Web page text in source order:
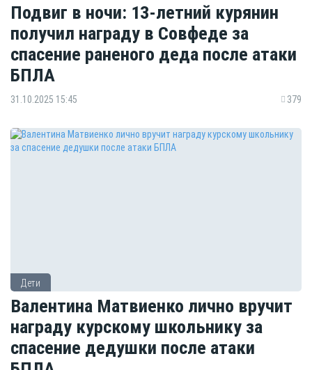
Подвиг в ночи: 13-летний курянин
получил награду в Совфеде за
спасение раненого деда после атаки
БПЛА
31.10.2025 15:45 379
Дети
Валентина Матвиенко лично вручит
награду курскому школьнику за
спасение дедушки после атаки